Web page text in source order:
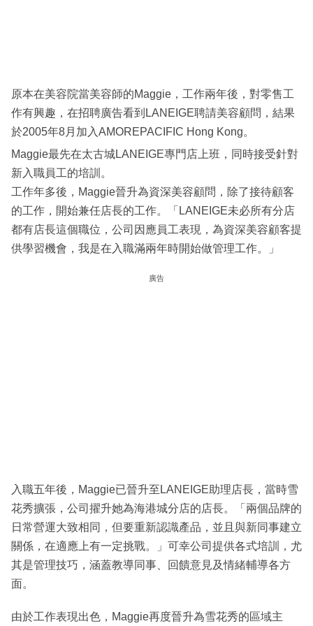
區
原本在美容院當美容師的Maggie，工作兩年後，對零售工
作有興趣，在招聘廣告看到LANEIGE聘請美容顧問，結果
於2005年8月加入AMOREPACIFIC Hong Kong。
Maggie最先在太古城LANEIGE專門店上班，同時接受針對
新入職員工的培訓。
工作年多後，Maggie晉升為資深美容顧問，除了接待顧客
的工作，開始兼任店長的工作。「LANEIGE未必所有分店
都有店長這個職位，公司因應員工表現，為資深美容顧客提
供學習機會，我是在入職滿兩年時開始做管理工作。」
廣告
入職五年後，Maggie已晉升至LANEIGE助理店長，當時雪
花秀擴張，公司擢升她為海港城分店的店長。「兩個品牌的
日常營運大致相同，但要重新認識產品，並且與新同事建立
關係，在適應上有一定挑戰。」可幸公司提供各式培訓，尤
其是管理技巧，涵蓋教導同事、回饋意見及情緒輔導各方
面。
由於工作表現出色，Maggie再度晉升為雪花秀的區域主